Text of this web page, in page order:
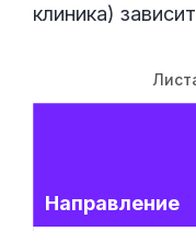
клиника)
Направление